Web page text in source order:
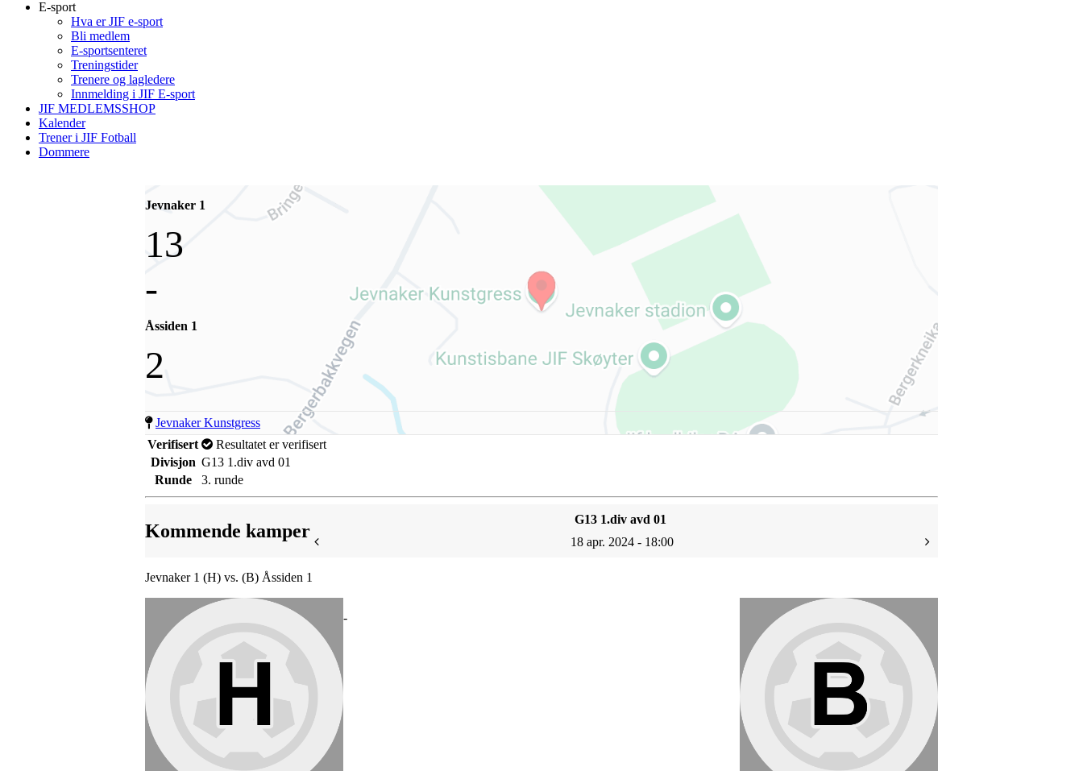
E-sport
Hva er JIF e-sport
Bli medlem
E-sportsenteret
Treningstider
Trenere og lagledere
Innmelding i JIF E-sport
JIF MEDLEMSSHOP
Kalender
Trener i JIF Fotball
Dommere
Jevnaker 1
13
-
Åssiden 1
2
Jevnaker Kunstgress
Verifisert
Resultatet er verifisert
Divisjon G13 1.div avd 01
Runde
3. runde
Kommende kamper
G13 1.div avd 01
18 apr. 2024 - 18:00
Jevnaker 1 (H) vs. (B) Åssiden 1
-